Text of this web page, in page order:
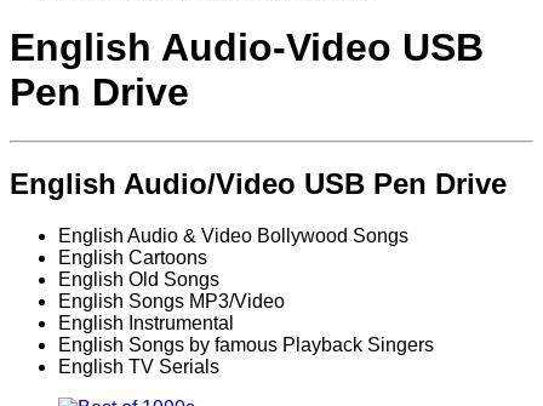
English Audio-Video USB
Pen Drive
English Audio/Video USB Pen Drive
English Audio & Video Bollywood Songs
English Cartoons
English Old Songs
English Songs MP3/Video
English Instrumental
English Songs by famous Playback Singers
English TV Serials